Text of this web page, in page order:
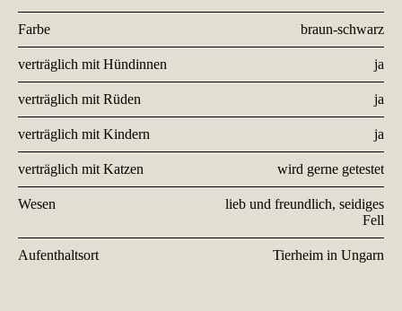
Farbe braun-schwarz
verträglich mit Hündinnen ja
verträglich mit Rüden ja
verträglich mit Kindern ja
verträglich mit Katzen wird gerne getestet
Wesen
lieb und freundlich, seidiges
Fell
Aufenthaltsort Tierheim in Ungarn